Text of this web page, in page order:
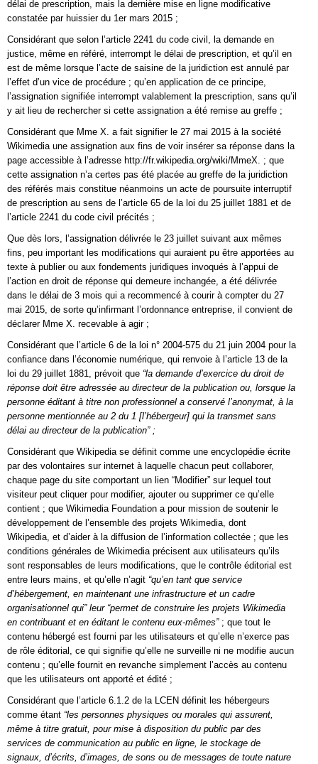
délai de prescription, mais la dernière mise en ligne modificative
constatée par huissier du 1er mars 2015 ;
Considérant que selon l’article 2241 du code civil, la demande en
justice, même en référé, interrompt le délai de prescription, et qu’il en
est de même lorsque l’acte de saisine de la juridiction est annulé par
l’effet d’un vice de procédure ; qu’en application de ce principe,
l’assignation signifiée interrompt valablement la prescription, sans qu’il
y ait lieu de rechercher si cette assignation a été remise au greffe ;
Considérant que Mme X. a fait signifier le 27 mai 2015 à la société
Wikimedia une assignation aux fins de voir insérer sa réponse dans la
page accessible à l’adresse http://fr.wikipedia.org/wiki/MmeX. ; que
cette assignation n’a certes pas été placée au greffe de la juridiction
des référés mais constitue néanmoins un acte de poursuite interruptif
de prescription au sens de l’article 65 de la loi du 25 juillet 1881 et de
l’article 2241 du code civil précités ;
Que dès lors, l’assignation délivrée le 23 juillet suivant aux mêmes
fins, peu important les modifications qui auraient pu être apportées au
texte à publier ou aux fondements juridiques invoqués à l’appui de
l’action en droit de réponse qui demeure inchangée, a été délivrée
dans le délai de 3 mois qui a recommencé à courir à compter du 27
mai 2015, de sorte qu’infirmant l’ordonnance entreprise, il convient de
déclarer Mme X. recevable à agir ;
Considérant que l’article 6 de la loi n° 2004-575 du 21 juin 2004 pour la
confiance dans l’économie numérique, qui renvoie à l’article 13 de la
loi du 29 juillet 1881, prévoit que “la demande d’exercice du droit de
réponse doit être adressée au directeur de la publication ou, lorsque la
personne éditant à titre non professionnel a conservé l’anonymat, à la
personne mentionnée au 2 du 1 [l’hébergeur] qui la transmet sans
délai au directeur de la publication” ;
Considérant que Wikipedia se définit comme une encyclopédie écrite
par des volontaires sur internet à laquelle chacun peut collaborer,
chaque page du site comportant un lien “Modifier” sur lequel tout
visiteur peut cliquer pour modifier, ajouter ou supprimer ce qu’elle
contient ; que Wikimedia Foundation a pour mission de soutenir le
développement de l’ensemble des projets Wikimedia, dont
Wikipedia, et d’aider à la diffusion de l’information collectée ; que les
conditions générales de Wikimedia précisent aux utilisateurs qu’ils
sont responsables de leurs modifications, que le contrôle éditorial est
entre leurs mains, et qu’elle n’agit “qu’en tant que service
d’hébergement, en maintenant une infrastructure et un cadre
organisationnel qui” leur “permet de construire les projets Wikimedia
en contribuant et en éditant le contenu eux-mêmes”; que tout le
contenu hébergé est fourni par les utilisateurs et qu’elle n’exerce pas
de rôle éditorial, ce qui signifie qu’elle ne surveille ni ne modifie aucun
contenu ; qu’elle fournit en revanche simplement l’accès au contenu
que les utilisateurs ont apporté et édité ;
Considérant que l’article 6.1.2 de la LCEN définit les hébergeurs
comme étant “les personnes physiques ou morales qui assurent,
même à titre gratuit, pour mise à disposition du public par des
services de communication au public en ligne, le stockage de
signaux, d’écrits, d’images, de sons ou de messages de toute nature